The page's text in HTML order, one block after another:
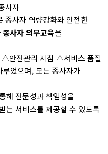
사자
종사자 역량강화와 안전한
사자 의무교육을
안전관리 지침 △서비스 품질
었으며, 모든 종사자가
해 전문성과 책임성을
는 서비스를 제공할 수 있도록